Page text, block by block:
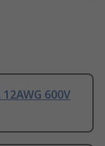
600V